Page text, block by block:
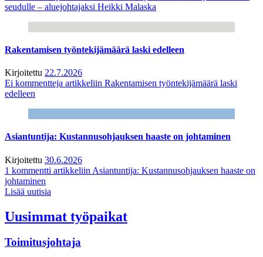
seudulle – aluejohtajaksi Heikki Malaska
Rakentamisen työntekijämäärä laski edelleen
Kirjoitettu 22.7.2026
Ei kommentteja artikkeliin Rakentamisen työntekijämäärä laski
edelleen
Asiantuntija: Kustannusohjauksen haaste on johtaminen
Kirjoitettu 30.6.2026
1 kommentti artikkeliin Asiantuntija: Kustannusohjauksen haaste on
johtaminen
Lisää uutisia
Uusimmat työpaikat
Toimitusjohtaja